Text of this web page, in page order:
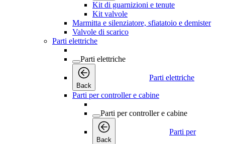
Kit di guarnizioni e tenute
Kit valvole
Marmitta e silenziatore, sfiatatoio e demister
Valvole di scarico
Parti elettriche
Parti elettriche
Back
Parti elettriche
Parti per controller e cabine
Parti per controller e cabine
Back
Parti per